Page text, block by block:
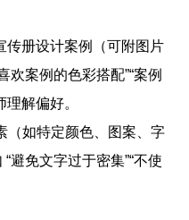
传册设计案例（可附图片
欢案例的色彩搭配”“案例
解偏好。
（如特定颜色、图案、字
避免文字过于密集”“不使